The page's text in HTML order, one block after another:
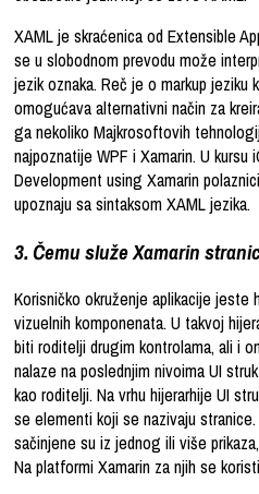
XAML je skraćenica od Extensible
se u slobodnom prevodu može
jezik oznaka. Reč je o markup jeziku
omogućava alternativni način za
ga nekoliko Majkrosoftovih
najpoznatije WPF i Xamarin. U kursu
Development using Xamarin
upoznaju sa sintaksom XAML jezika.
3. Čemu služe Xamarin
Korisničko okruženje aplikacije
vizuelnih komponenata. U takvoj
biti roditelji drugim kontrolama, ali i
nalaze na poslednjim nivoima UI
kao roditelji. Na vrhu hijerarhije UI
se elementi koji se nazivaju
sačinjene su iz jednog ili više
Na platformi Xamarin za njih se